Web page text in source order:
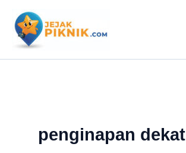
konten
penginapan dekat